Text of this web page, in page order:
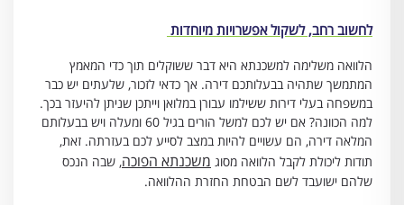
לחשוב רחב, לשקול אפשרויות מיוחדות
הלוואה משלימה למשכנתא היא דבר ששוקלים תוך כדי המאמץ
המתמשך שתהיה בבעלותכם דירה. אך כדאי לזכור, שלעתים יש כבר
במשפחה בעלי דירות ששילמו עבורן במלואן וייתכן שניתן להיעזר בכך.
למה הכוונה? אם יש לכם למשל הורים בגיל 60 ומעלה ויש בבעלותם
המלאה דירה, הם עשויים להיות במצב לסייע לכם בעזרתה. זאת,
תודות ליכולת לקבל הלוואה מסוג משכנתא הפוכה, שבה הנכס
שלהם ישועבד לשם הבטחת החזרת ההלוואה.